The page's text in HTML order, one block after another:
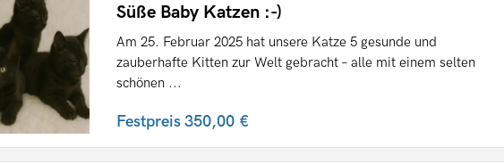
Süße Baby Katzen :-)
Am 25. Februar 2025 hat unsere Katze 5 gesunde und
zauberhafte Kitten zur Welt gebracht – alle mit einem selten
schönen ...
Festpreis350,00 €